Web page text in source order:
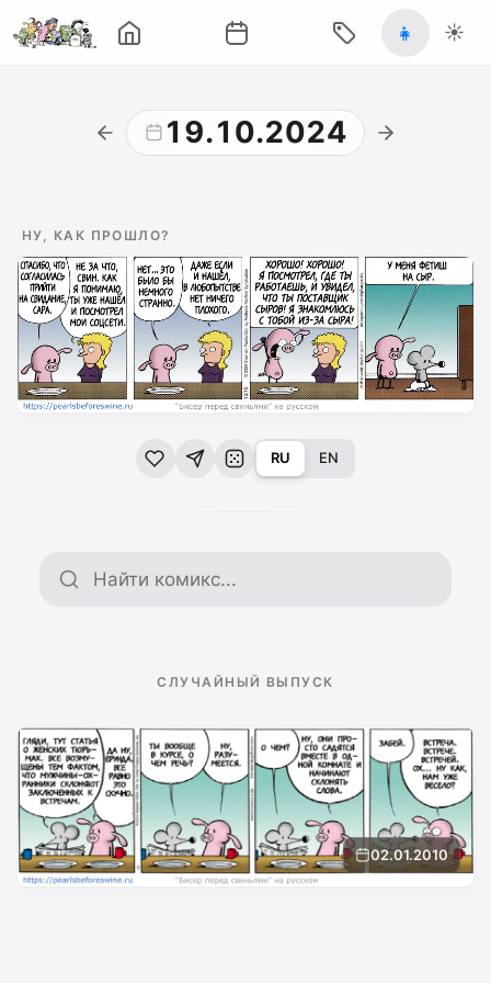
👧 ☀️
19.10.2024
НУ, КАК ПРОШЛО?
RU EN
Поиск по архиву
СЛУЧАЙНЫЙ ВЫПУСК
02.01.2010